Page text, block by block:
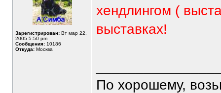
Зарегистрирован: Вт мар 22,
2005 5:50 pm
Сообщения: 10186
Откуда: Москва
хендлингом (
выставках!
По хорошему,